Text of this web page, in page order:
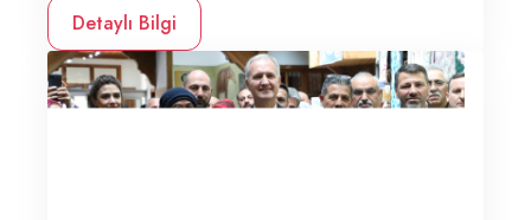
Detaylı Bilgi